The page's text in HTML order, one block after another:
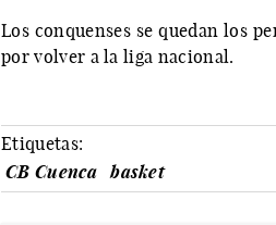
Los conquenses se quedan los
por volver a la liga nacional.
Etiquetas:
CB Cuenca
basket